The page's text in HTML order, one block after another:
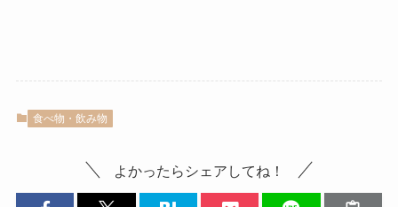
食べ物・飲み物
よかったらシェアしてね！